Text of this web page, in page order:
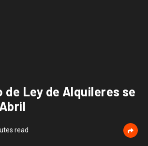
de Ley de Alquileres se
read